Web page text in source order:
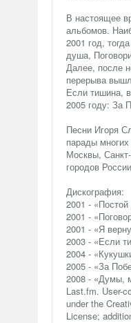
В настоящее
альбомов.
2001 год,
душа,
Далее, после
перерыва
Если тишина,
2005 году: За
Песни Игоря
парады
Москвы,
городов
Дискография:
2001 -
2001 -
2001 - «Я
2003 - «Если
2004 -
2005 - «За
2008 - «Думы,
Last.fm. User-
under the
License;